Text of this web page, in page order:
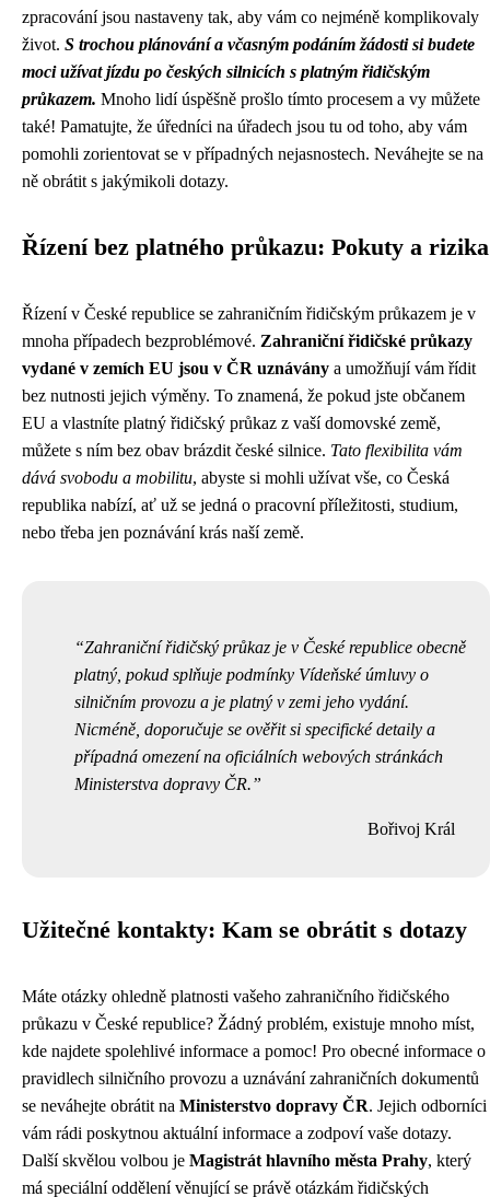
zpracování jsou nastaveny tak, aby vám co nejméně komplikovaly
život. S trochou plánování a včasným podáním žádosti si budete
moci užívat jízdu po českých silnicích s platným řidičským
průkazem. Mnoho lidí úspěšně prošlo tímto procesem a vy můžete
také! Pamatujte, že úředníci na úřadech jsou tu od toho, aby vám
pomohli zorientovat se v případných nejasnostech. Neváhejte se na
ně obrátit s jakýmikoli dotazy.
Řízení bez platného průkazu: Pokuty a rizika
Řízení v České republice se zahraničním řidičským průkazem je v
mnoha případech bezproblémové. Zahraniční řidičské průkazy
vydané v zemích EU jsou v ČR uznávány a umožňují vám řídit
bez nutnosti jejich výměny. To znamená, že pokud jste občanem
EU a vlastníte platný řidičský průkaz z vaší domovské země,
můžete s ním bez obav brázdit české silnice. Tato flexibilita vám
dává svobodu a mobilitu, abyste si mohli užívat vše, co Česká
republika nabízí, ať už se jedná o pracovní příležitosti, studium,
nebo třeba jen poznávání krás naší země.
Zahraniční řidičský průkaz je v České republice obecně
platný, pokud splňuje podmínky Vídeňské úmluvy o
silničním provozu a je platný v zemi jeho vydání.
Nicméně, doporučuje se ověřit si specifické detaily a
případná omezení na oficiálních webových stránkách
Ministerstva dopravy ČR.
Bořivoj Král
Užitečné kontakty: Kam se obrátit s dotazy
Máte otázky ohledně platnosti vašeho zahraničního řidičského
průkazu v České republice? Žádný problém, existuje mnoho míst,
kde najdete spolehlivé informace a pomoc! Pro obecné informace o
pravidlech silničního provozu a uznávání zahraničních dokumentů
se neváhejte obrátit na Ministerstvo dopravy ČR. Jejich odborníci
vám rádi poskytnou aktuální informace a zodpoví vaše dotazy.
Další skvělou volbou je Magistrát hlavního města Prahy, který
má speciální oddělení věnující se právě otázkám řidičských